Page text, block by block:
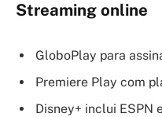
Streaming online
GloboPlay para
Premiere Play com
Disney+ inclui ESPN